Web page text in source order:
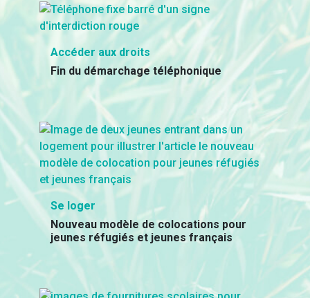
Accéder aux droits
Fin du démarchage téléphonique
Se loger
Nouveau modèle de colocations pour
jeunes réfugiés et jeunes français